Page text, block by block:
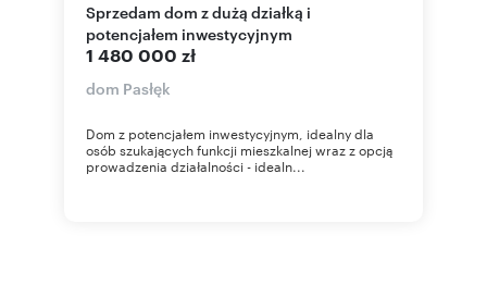
Sprzedam dom z dużą działką i
potencjałem inwestycyjnym
1 480 000 zł
dom Pasłęk
Dom z potencjałem inwestycyjnym, idealny dla
osób szukających funkcji mieszkalnej wraz z opcją
prowadzenia działalności - idealn...